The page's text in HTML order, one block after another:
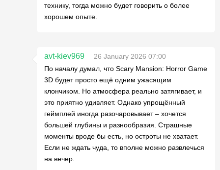
технику, тогда можно будет говорить о более
хорошем опыте.
avt-kiev969
26 January 2026 07:00
По началу думал, что Scary Mansion: Horror Game
3D будет просто ещё одним ужасящим
клончиком. Но атмосфера реально затягивает, и
это приятно удивляет. Однако упрощённый
геймплей иногда разочаровывает – хочется
большей глубины и разнообразия. Страшные
моменты вроде бы есть, но остроты не хватает.
Если не ждать чуда, то вполне можно развлечься
на вечер.